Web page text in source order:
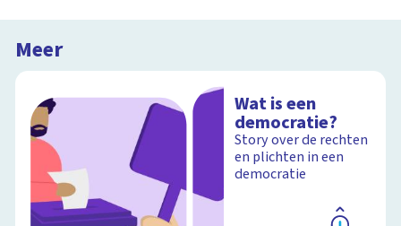
Meer
Wat is een
democratie?
Story over de rechten
en plichten in een
democratie